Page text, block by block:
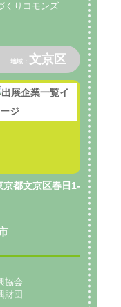
くりコモンズ
地域： 文京区
都文京区春日1‐
協会
財団